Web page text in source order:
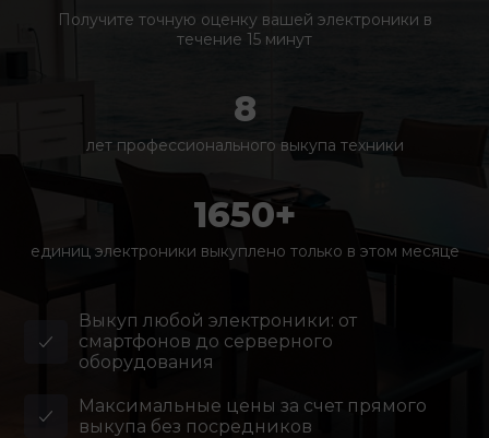
Получите точную оценку вашей электроники в
течение 15 минут
8
лет профессионального выкупа техники
1650+
единиц электроники выкуплено только в этом месяце
Выкуп любой электроники: от
смартфонов до серверного
оборудования
Максимальные цены за счет прямого
выкупа без посредников